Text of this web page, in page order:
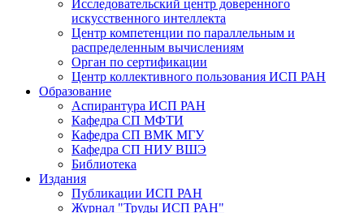
Исследовательский центр доверенного
искусственного интеллекта
Центр компетенции по параллельным и
распределенным вычислениям
Орган по сертификации
Центр коллективного пользования ИСП РАН
Образование
Аспирантура ИСП РАН
Кафедра СП МФТИ
Кафедра СП ВМК МГУ
Кафедра СП НИУ ВШЭ
Библиотека
Издания
Публикации ИСП РАН
Журнал "Труды ИСП РАН"